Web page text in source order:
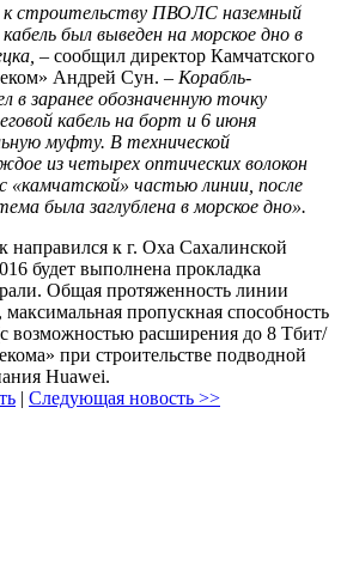
к строительству ПВОЛС наземный
был выведен на морское дно в
– сообщил директор Камчатского
Андрей Сун. – Корабль-
в заранее обозначенную точку
кабель на борт и 6 июня
муфту. В технической
из четырех оптических волокон
частью линии, после
была заглублена в морское дно».
направился к г. Оха Сахалинской
будет выполнена прокладка
Общая протяженность линии
максимальная пропускная способность
возможностью расширения до 8 Тбит/
при строительстве подводной
Huawei.
| Следующая новость >>